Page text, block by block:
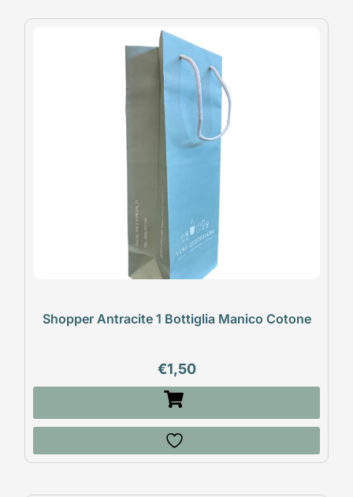
Shopper Antracite 1 Bottiglia Manico Cotone
€1,50